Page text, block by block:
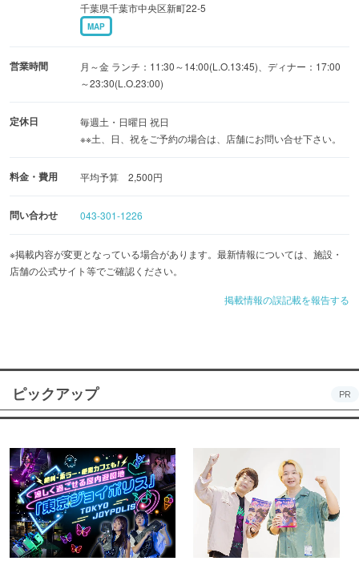
≪おすすめ≫
焼くど～んという店名からご想像の通り！
焼き物、特に焼き鳥＆串焼きはおすすめですよ～♪
一串 160円（税抜）～
皆様のお越しをスタッフ一同お待ちしております（＾＾）/
千葉県千葉市中央区新町22-5
MAP
営業時間
月～金 ランチ：11:30～14:00(L.O.13:45)、ディナー：17:00
～23:30(L.O.23:00)
定休日
毎週土・日曜日 祝日
※※土、日、祝をご予約の場合は、店舗にお問い合せ下さい。
料金・費用 平均予算 2,500円
問い合わせ 043-301-1226
※掲載内容が変更となっている場合があります。最新情報については、施設・
店舗の公式サイト等でご確認ください。
掲載情報の誤記載を報告する
ピックアップ PR